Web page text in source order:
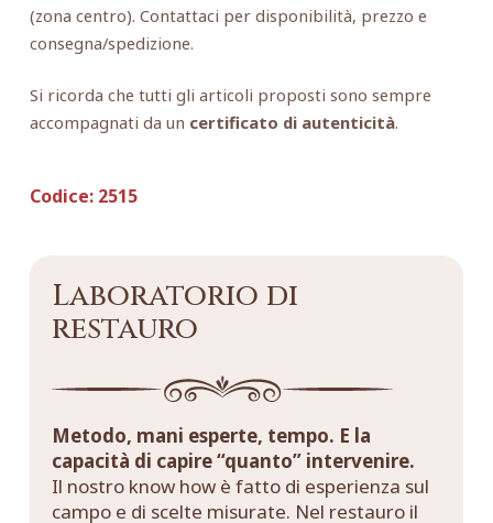
(zona centro). Contattaci per disponibilità, prezzo e
consegna/spedizione.
Si ricorda che tutti gli articoli proposti sono sempre
accompagnati da un certificato di autenticità.
Codice:2515
Laboratorio di
restauro
Metodo, mani esperte, tempo. E la
capacità di capire “quanto” intervenire.
Il nostro know how è fatto di esperienza sul
campo e di scelte misurate. Nel restauro il